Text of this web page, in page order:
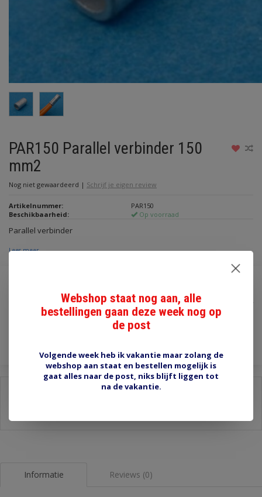
PAR150 Parallel verbinder 150
mm2
Nog niet gewaardeerd | Schrijf je eigen review
Artikelnummer:
PAR150
Beschikbaarheid:
Op voorraad
Parallel verbinder
Lees meer
Toevoegen aan winkelwagen
Informatie Reviews (0)
Webshop staat nog aan, alle
bestellingen gaan deze week nog op
de post
Volgende week heb ik vakantie maar zolang de
webshop aan staat en bestellen mogelijk is
gaat alles naar de post, niks blijft liggen tot
na de vakantie.